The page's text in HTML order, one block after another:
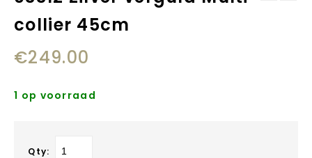
collier 45cm
€249.00
1 op voorraad
Qty: